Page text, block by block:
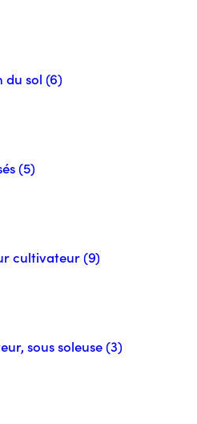
du sol (6)
(5)
cultivateur (9)
sous soleuse (3)